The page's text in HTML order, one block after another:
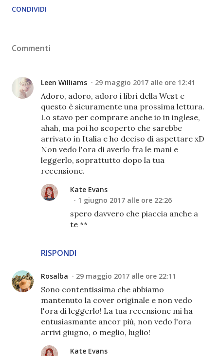
CONDIVIDI
Commenti
Leen Williams 29 maggio 2017 alle ore 12:41
Adoro, adoro, adoro i libri della West e
questo è sicuramente una prossima lettura.
Lo stavo per comprare anche io in inglese,
ahah, ma poi ho scoperto che sarebbe
arrivato in Italia e ho deciso di aspettare xD
Non vedo l'ora di averlo fra le mani e
leggerlo, soprattutto dopo la tua
recensione.
RISPONDI
Kate Evans
1 giugno 2017 alle ore 22:26
spero davvero che piaccia anche a
te **
Rosalba 29 maggio 2017 alle ore 22:11
Sono contentissima che abbiamo
mantenuto la cover originale e non vedo
l'ora di leggerlo! La tua recensione mi ha
entusiasmante ancor più, non vedo l'ora
arrivi giugno, o meglio, luglio!
Kate Evans